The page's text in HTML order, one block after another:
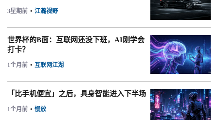
3星期前 • 江瀚视野
世界杯的B面：互联网还没下班，AI刚学会
打卡？
1个月前 • 互联网江湖
「比手机便宜」之后，具身智能进入下半场
1个月前 • 慢放